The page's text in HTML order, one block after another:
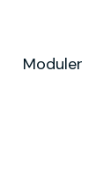
Moduler